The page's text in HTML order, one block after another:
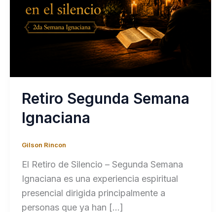
Retiro Segunda Semana
Ignaciana
Gilson Rincon
El Retiro de Silencio – Segunda Semana
Ignaciana es una experiencia espiritual
presencial dirigida principalmente a
personas que ya han […]